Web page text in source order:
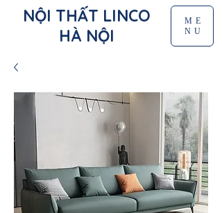
NỘI THẤT LINCO
HÀ NỘI
ME
NU